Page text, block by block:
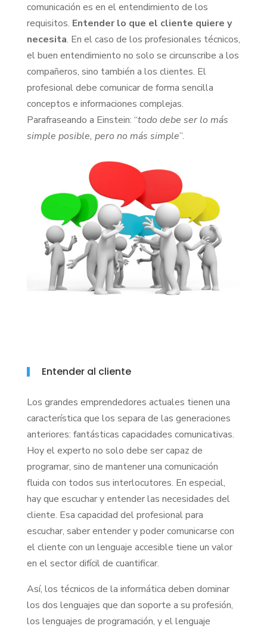
comunicación es en el entendimiento de los
requisitos. Entender lo que el cliente quiere y
necesita. En el caso de los profesionales técnicos,
el buen entendimiento no solo se circunscribe a los
compañeros, sino también a los clientes. El
profesional debe comunicar de forma sencilla
conceptos e informaciones complejas.
Parafraseando a Einstein: “todo debe ser lo más
simple posible, pero no más simple”.
Entender al cliente
Los grandes emprendedores actuales tienen una
característica que los separa de las generaciones
anteriores: fantásticas capacidades comunicativas.
Hoy el experto no solo debe ser capaz de
programar, sino de mantener una comunicación
fluida con todos sus interlocutores. En especial,
hay que escuchar y entender las necesidades del
cliente. Esa capacidad del profesional para
escuchar, saber entender y poder comunicarse con
el cliente con un lenguaje accesible tiene un valor
en el sector difícil de cuantificar.
Así, los técnicos de la informática deben dominar
los dos lenguajes que dan soporte a su profesión,
los lenguajes de programación, y el lenguaje